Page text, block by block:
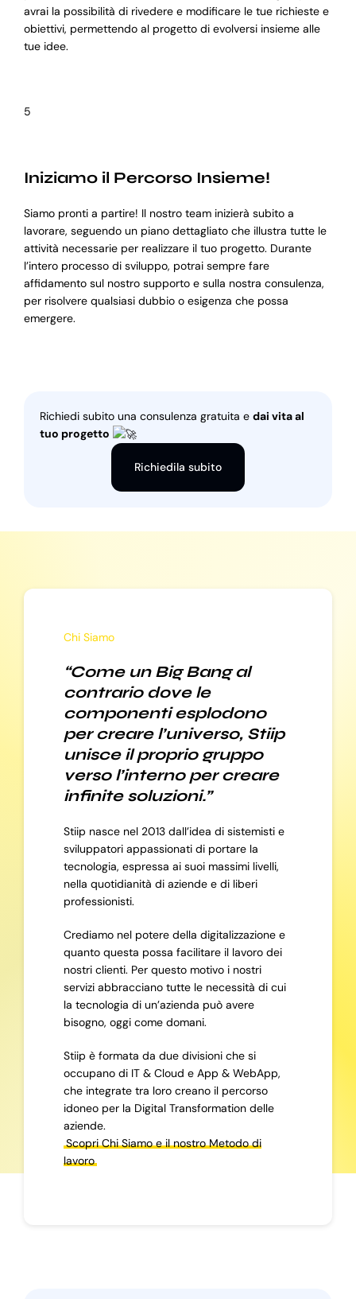
avrai la possibilità di rivedere e modificare le tue richieste e
obiettivi, permettendo al progetto di evolversi insieme alle
tue idee.
5
Iniziamo il Percorso Insieme!
Siamo pronti a partire! Il nostro team inizierà subito a
lavorare, seguendo un piano dettagliato che illustra tutte le
attività necessarie per realizzare il tuo progetto. Durante
l’intero processo di sviluppo, potrai sempre fare
affidamento sul nostro supporto e sulla nostra consulenza,
per risolvere qualsiasi dubbio o esigenza che possa
emergere.
Richiedi subito una consulenza gratuita e dai vita al
tuo progetto
Richiedila subito
Chi Siamo
“Come un Big Bang al
contrario dove le
componenti esplodono
per creare l’universo, Stiip
unisce il proprio gruppo
verso l’interno per creare
infinite soluzioni.”
Stiip nasce nel 2013 dall’idea di sistemisti e
sviluppatori appassionati di portare la
tecnologia, espressa ai suoi massimi livelli,
nella quotidianità di aziende e di liberi
professionisti.
Crediamo nel potere della digitalizzazione e
quanto questa possa facilitare il lavoro dei
nostri clienti. Per questo motivo i nostri
servizi abbracciano tutte le necessità di cui
la tecnologia di un’azienda può avere
bisogno, oggi come domani.
Stiip è formata da due divisioni che si
occupano di IT & Cloud e App & WebApp,
che integrate tra loro creano il percorso
idoneo per la Digital Transformation delle
aziende.
Scopri Chi Siamo e il nostro Metodo di
lavoro